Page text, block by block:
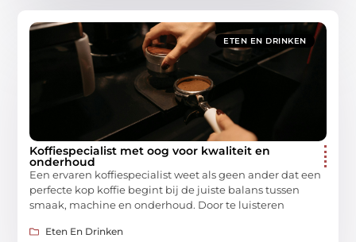
ETEN EN DRINKEN
Koffiespecialist met oog voor kwaliteit en
onderhoud
Een ervaren koffiespecialist weet als geen ander dat een
perfecte kop koffie begint bij de juiste balans tussen
smaak, machine en onderhoud. Door te luisteren
Eten En Drinken